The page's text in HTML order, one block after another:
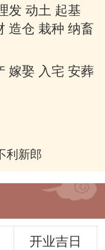
发 动土 起基
造仓 栽种 纳畜
嫁娶 入宅 安葬
利新郎
开业吉日